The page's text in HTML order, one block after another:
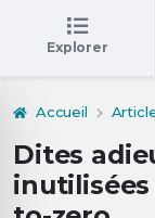
Explorer
Accueil
Dites